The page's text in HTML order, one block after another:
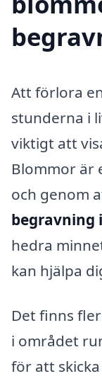
Att förlora
stunderna i
viktigt att
Blommor är
och genom
begravning
hedra
kan hjälpa
Det finns
i området
för att